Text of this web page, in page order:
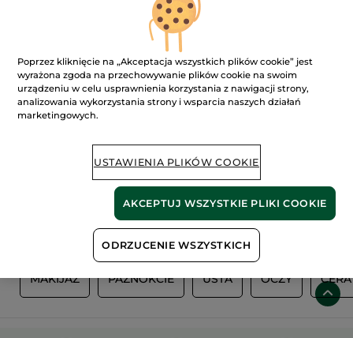
roślinne
60 hektarów
pól organicznych
Pokaż więcej
MAKIJAŻ PAZNOKCIE USTA OCZY CERA
Poprzez kliknięcie na „Akceptacja wszystkich plików cookie” jest
wyrażona zgoda na przechowywanie plików cookie na swoim
urządzeniu w celu usprawnienia korzystania z nawigacji strony,
analizowania wykorzystania strony i wsparcia naszych działań
marketingowych.
USTAWIENIA PLIKÓW COOKIE
ODRZUCENIE WSZYSTKICH
AKCEPTUJ WSZYSTKIE PLIKI COOKIE